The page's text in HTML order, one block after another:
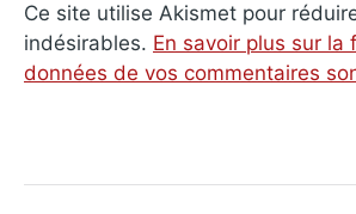
Ce site utilise Akismet pour
indésirables. En savoir plus sur la
données de vos commentaires